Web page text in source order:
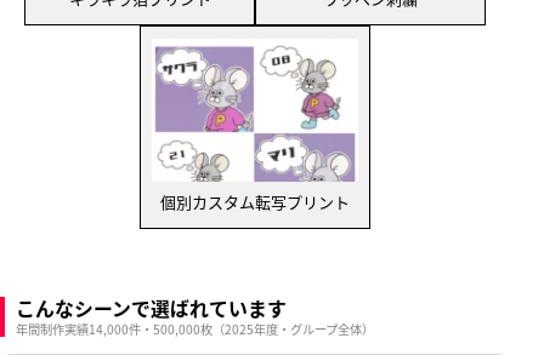
個別カスタム転写プリント
こんなシーンで選ばれています
年間制作実績14,000件・500,000枚（2025年度・グループ全体）